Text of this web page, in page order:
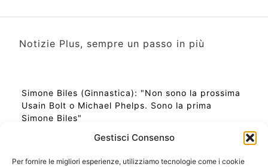
Gestisci Consenso
Per fornire le migliori esperienze, utilizziamo tecnologie come i cookie
Notizie Plus, sempre un passo in più
Simone Biles (Ginnastica): "Non sono la prossima
Usain Bolt o Michael Phelps. Sono la prima
Simone Biles"